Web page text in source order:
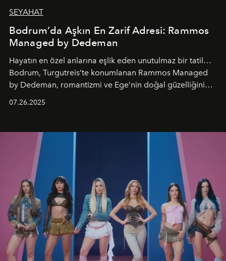
SEYAHAT
Bodrum’da Aşkın En Zarif Adresi: Rammos
Managed by Dedeman
Hayatın en özel anlarına eşlik eden unutulmaz bir tatil…
Bodrum, Turgutreis’te konumlanan Rammos Managed
by Dedeman, romantizmi ve Ege’nin doğal güzelliğini
07.26.2025